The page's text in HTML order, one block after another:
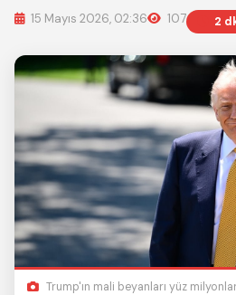
15 Mayıs 2026, 02:36 107 2
Trump'ın mali beyanları yüz